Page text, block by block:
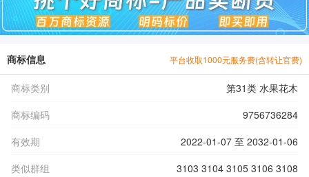
商标信息 平台收取1000元服务费(含转让官费)
商标类别
第31类 水果花木
商标编码
9756736284
有效期
2022-01-07 至 2032-01-06
类似群组
3103 3104 3105 3106 3108